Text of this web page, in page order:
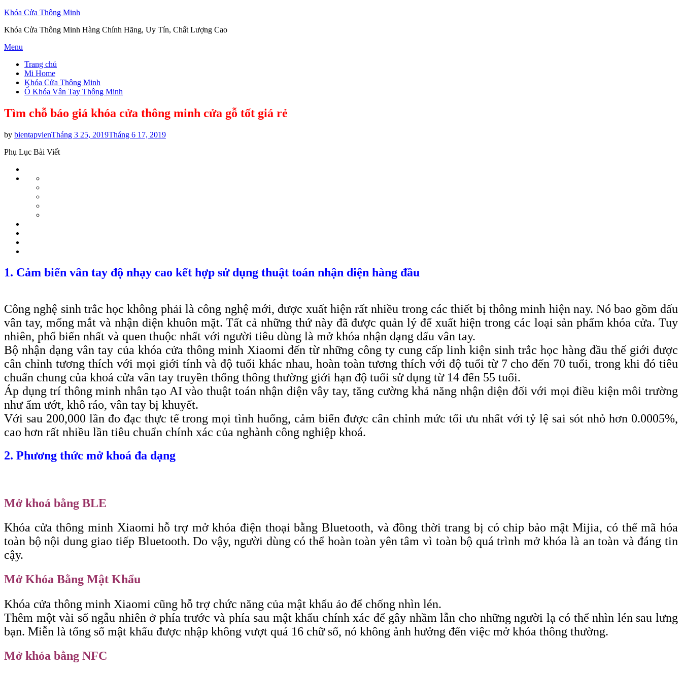
Khóa Cửa Thông Minh
Khóa Cửa Thông Minh Hàng Chính Hãng, Uy Tín, Chất Lượng Cao
Skip
content
Menu
Trang chủ
Mi Home
Khóa Cửa Thông Minh
Ổ Khóa Vân Tay Thông Minh
Tìm chỗ báo giá khóa cửa thông minh cửa gỗ tốt giá rẻ
by bientapvienPosted
Tháng 3 25, 2019Tháng 6 17, 2019
Phụ Lục Bài Viết
1. Cảm biến vân tay độ nhạy cao kết hợp sử dụng thuật toán nhận diện hàng đầu
Công nghệ sinh trắc học không phải là công nghệ mới, được xuất hiện rất nhiều trong các thiết bị thông minh hiện nay. Nó bao gồm dấu
vân tay, mống mắt và nhận diện khuôn mặt. Tất cả những thứ này đã được quản lý để xuất hiện trong các loại sản phẩm khóa cửa. Tuy
nhiên, phổ biến nhất và quen thuộc nhất với người tiêu dùng là mở khóa nhận dạng dấu vân tay.
Bộ nhận dạng vân tay của khóa cửa thông minh Xiaomi đến từ những công ty cung cấp linh kiện sinh trắc học hàng đầu thế giới được
cân chỉnh tương thích với mọi giới tính và độ tuổi khác nhau, hoàn toàn tương thích với độ tuổi từ 7 cho đến 70 tuổi, trong khi đó tiêu
chuẩn chung của khoá cửa vân tay truyền thống thông thường giới hạn độ tuổi sử dụng từ 14 đến 55 tuổi.
Áp dụng trí thông minh nhân tạo AI vào thuật toán nhận diện vây tay, tăng cường khả năng nhận diện đối với mọi điều kiện môi trường
như ẩm ướt, khô ráo, vân tay bị khuyết.
Với sau 200,000 lần đo đạc thực tế trong mọi tình huống, cảm biến được cân chỉnh mức tối ưu nhất với tỷ lệ sai sót nhỏ hơn 0.0005%,
cao hơn rất nhiều lần tiêu chuẩn chính xác của nghành công nghiệp khoá.
2. Phương thức mở khoá đa dạng
Mở khoá bằng BLE
Khóa cửa thông minh Xiaomi hỗ trợ mở khóa điện thoại bằng Bluetooth, và đồng thời trang bị có chip bảo mật Mijia, có thể mã hóa
toàn bộ nội dung giao tiếp Bluetooth. Do vậy, người dùng có thể hoàn toàn yên tâm vì toàn bộ quá trình mở khóa là an toàn và đáng tin
cậy.
Mở Khóa Bằng Mật Khẩu
Khóa cửa thông minh Xiaomi cũng hỗ trợ chức năng của mật khẩu ảo để chống nhìn lén.
Thêm một vài số ngẫu nhiên ở phía trước và phía sau mật khẩu chính xác để gây nhầm lẫn cho những người lạ có thể nhìn lén sau lưng
bạn. Miễn là tổng số mật khẩu được nhập không vượt quá 16 chữ số, nó không ảnh hưởng đến việc mở khóa thông thường.
Mở khóa bằng NFC